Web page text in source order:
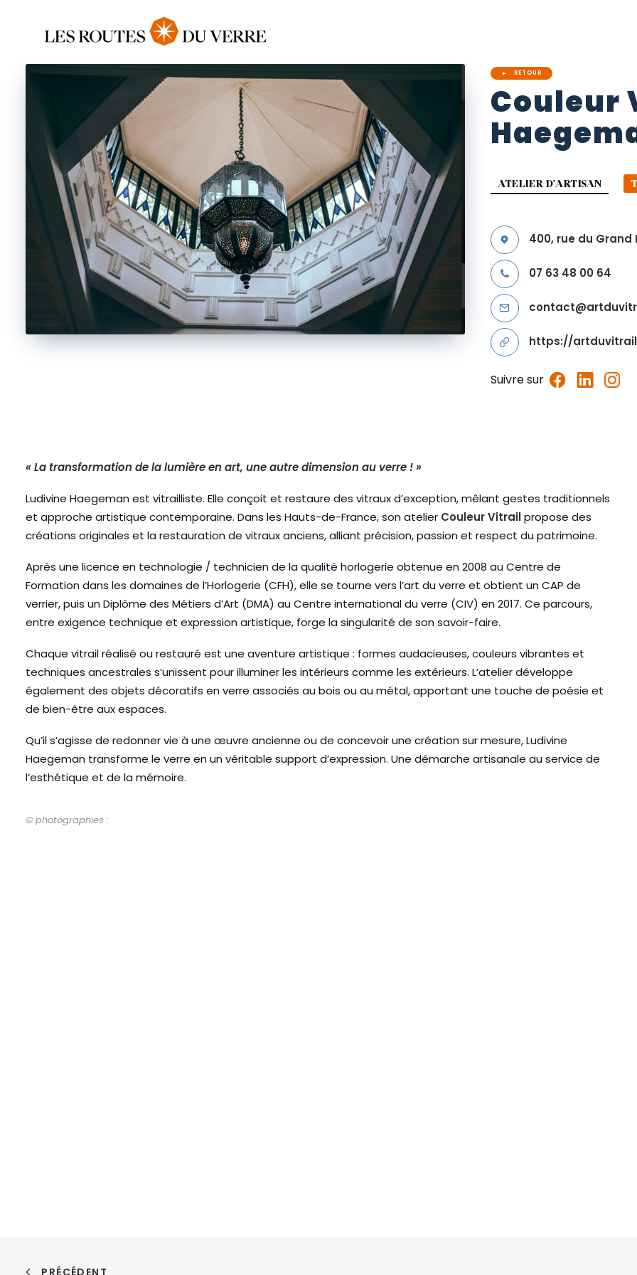
RETOUR
Couleur
ATELIER D'ARTISAN
400, rue du Grand
07 63 48 00 64
https://
Suivre sur
« La transformation de la lumière en art, une autre dimension au verre ! »
Ludivine Haegeman est vitrailliste. Elle conçoit et restaure des vitraux d’exception, mêlant gestes traditionnels
et approche artistique contemporaine. Dans les Hauts-de-France, son atelier Couleur Vitrailpropose des
créations originales et la restauration de vitraux anciens, alliant précision, passion et respect du patrimoine.
Après une licence en technologie / technicien de la qualité horlogerie obtenue en 2008 au Centre de
Formation dans les domaines de l’Horlogerie (CFH), elle se tourne vers l’art du verre et obtient un CAP de
verrier, puis un Diplôme des Métiers d’Art (DMA) au Centre international du verre (CIV) en 2017. Ce parcours,
entre exigence technique et expression artistique, forge la singularité de son savoir-faire.
Chaque vitrail réalisé ou restauré est une aventure artistique : formes audacieuses, couleurs vibrantes et
techniques ancestrales s’unissent pour illuminer les intérieurs comme les extérieurs. L’atelier développe
également des objets décoratifs en verre associés au bois ou au métal, apportant une touche de poésie et
de bien-être aux espaces.
Qu’il s’agisse de redonner vie à une œuvre ancienne ou de concevoir une création sur mesure, Ludivine
Haegeman transforme le verre en un véritable support d’expression. Une démarche artisanale au service de
l’esthétique et de la mémoire.
© photographies :